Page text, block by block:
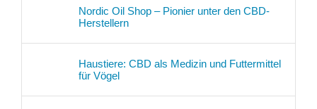
Nordic Oil Shop – Pionier unter den CBD-
Herstellern
Haustiere: CBD als Medizin und Futtermittel
für Vögel